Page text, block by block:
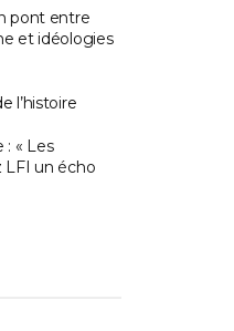
pont entre
et idéologies
l’histoire
: « Les
LFI un écho